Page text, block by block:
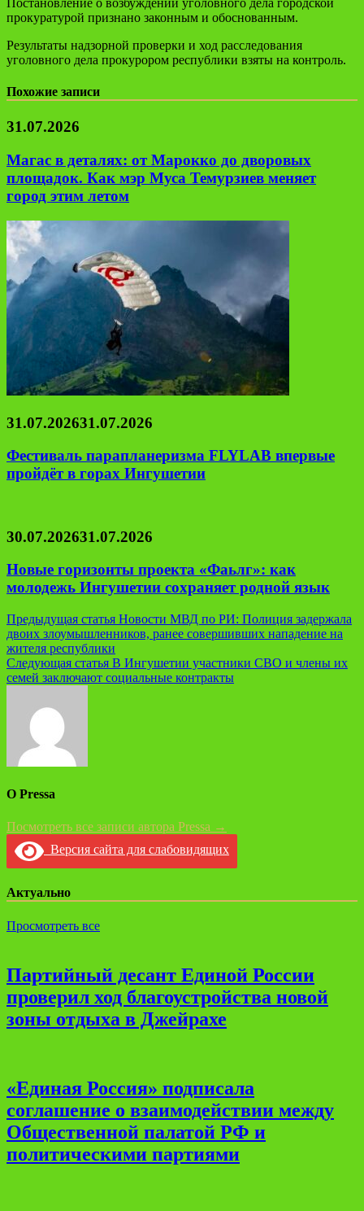
прокуратурой признано законным и обоснованным.
Результаты надзорной проверки и ход расследования
уголовного дела прокурором республики взяты на контроль.
Похожие записи
31.07.2026
Магас в деталях: от Марокко до дворовых
площадок. Как мэр Муса Темурзиев меняет
город этим летом
31.07.202631.07.2026
Фестиваль парапланеризма FLYLAB впервые
пройдёт в горах Ингушетии
30.07.202631.07.2026
Новые горизонты проекта «Фаьлг»: как
молодежь Ингушетии сохраняет родной язык
Навигация
по
записям
Предыдущая статья Новости МВД по РИ: Полиция задержала
двоих злоумышленников, ранее совершивших нападение на
жителя республики
Следующая статья В Ингушетии участники СВО и члены их
семей заключают социальные контракты
О Pressa
Посмотреть все записи автора Pressa →
Версия сайта для слабовидящих
Актуально
Просмотреть все
Партийный десант Единой России
проверил ход благоустройства новой
зоны отдыха в Джейрахе
«Единая Россия» подписала
соглашение о взаимодействии между
Общественной палатой РФ и
политическими партиями